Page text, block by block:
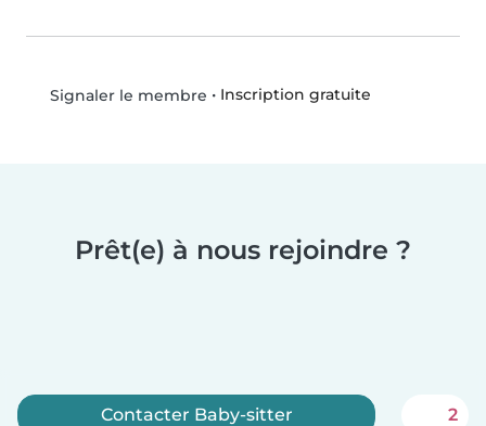
Signaler le membre • Inscription gratuite
Prêt(e) à nous rejoindre ?
Contacter Baby-sitter 2